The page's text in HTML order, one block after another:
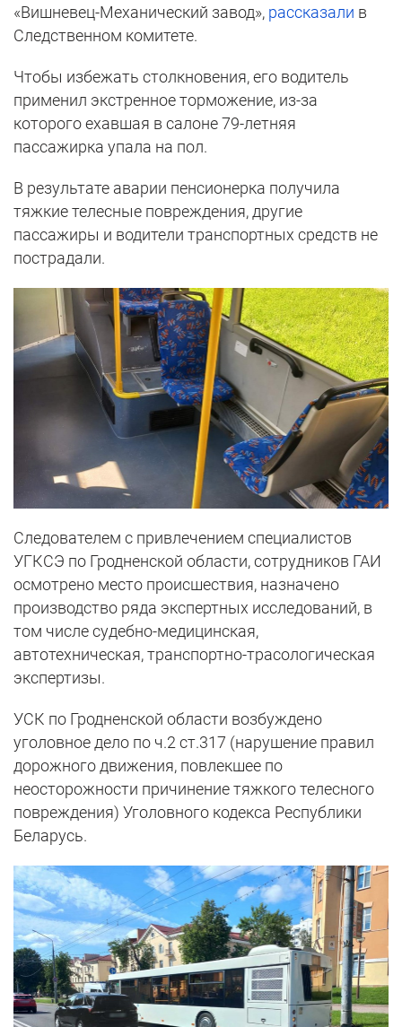
«Вишневец-Механический завод», рассказали в
Следственном комитете.
Чтобы избежать столкновения, его водитель
применил экстренное торможение, из-за
которого ехавшая в салоне 79-летняя
пассажирка упала на пол.
В результате аварии пенсионерка получила
тяжкие телесные повреждения, другие
пассажиры и водители транспортных средств не
пострадали.
Следователем с привлечением специалистов
УГКСЭ по Гродненской области, сотрудников ГАИ
осмотрено место происшествия, назначено
производство ряда экспертных исследований, в
том числе судебно-медицинская,
автотехническая, транспортно-трасологическая
экспертизы.
УСК по Гродненской области возбуждено
уголовное дело по ч.2 ст.317 (нарушение правил
дорожного движения, повлекшее по
неосторожности причинение тяжкого телесного
повреждения) Уголовного кодекса Республики
Беларусь.